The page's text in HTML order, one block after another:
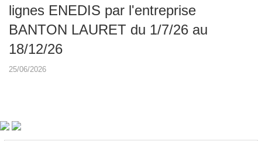
lignes ENEDIS par l'entreprise
BANTON LAURET du 1/7/26 au
18/12/26
25/06/2026